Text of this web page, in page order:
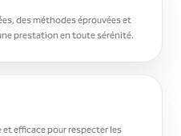
des méthodes éprouvées et
prestation en toute sérénité.
efficace pour respecter les